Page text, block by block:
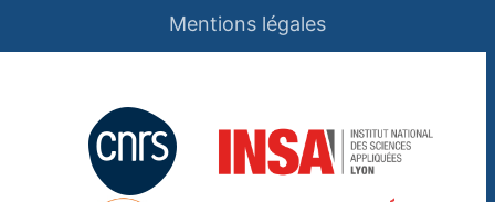
Mentions légales